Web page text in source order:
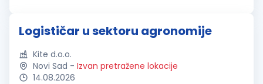
Logističar u sektoru agronomije
Kite d.o.o.
Novi Sad - Izvan pretražene lokacije
14.08.2026